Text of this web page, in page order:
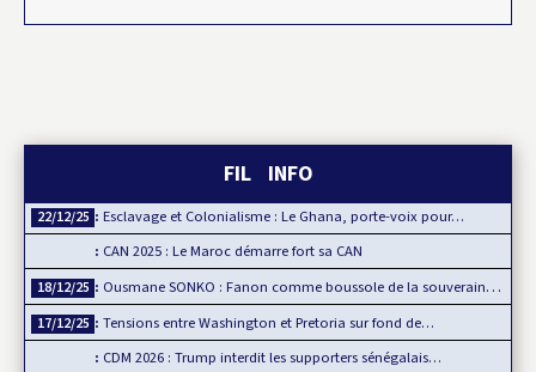
FIL INFO
22/12/25
Esclavage et Colonialisme : Le Ghana, porte-voix pour…
CAN 2025 : Le Maroc démarre fort sa CAN
18/12/25 Ousmane SONKO : Fanon comme boussole de la souveraineté…
17/12/25
Tensions entre Washington et Pretoria sur fond de…
CDM 2026 : Trump interdit les supporters sénégalais…